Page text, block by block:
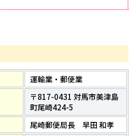
運輸業・郵便業
〒817-0431 対馬市美津島
町尾崎424-5
尾崎郵便局長 早田 和孝